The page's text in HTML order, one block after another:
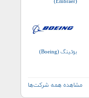
(Embraer)
بوئینگ (Boeing)
مشاهده همه شرکت‌ها